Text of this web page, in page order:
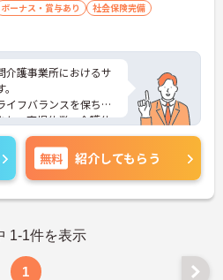
ボーナス・賞与あり
社会保険完備
介護事業所におけるサ
イフバランスを保ちな
た、育児休業・介護休
り、ライフステージが
。
策ポイントなど、さら
気軽にご相談くださ
無料 紹介してもらう
1-1件を表示
1